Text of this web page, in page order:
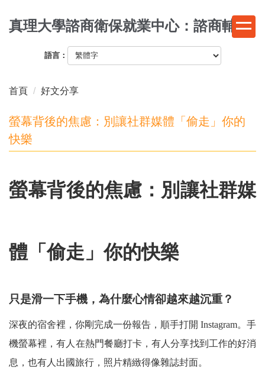
到
區
真理大學諮商衛保就業中心：諮商輔導
語言：
首頁 好文分享
螢幕背後的焦慮：別讓社群媒體「偷走」你的
快樂
螢幕背後的焦慮：別讓社群媒
體「偷走」你的快樂
只是滑一下手機，為什麼心情卻越來越沉重？
深夜的宿舍裡，你剛完成一份報告，順手打開 Instagram。手
機螢幕裡，有人在熱門餐廳打卡，有人分享找到工作的好消
息，也有人出國旅行，照片精緻得像雜誌封面。